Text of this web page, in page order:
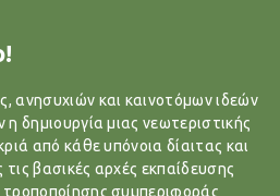
ανησυχιών και καινοτόμων ιδεών
δημιουργία μιας νεωτεριστικής
από κάθε υπόνοια δίαιτας και
βασικές αρχές εκπαίδευσης
συμπεριφοράς